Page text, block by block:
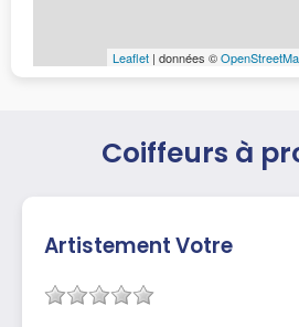
Leaflet | données ©
Coiffeurs à
Artistement Votre